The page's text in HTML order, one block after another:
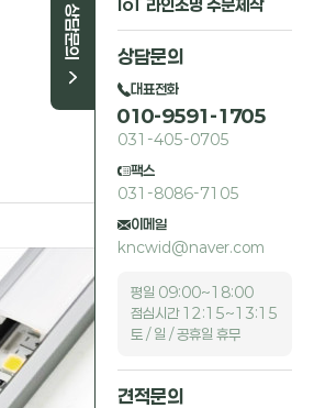
상담문의
IoT 라인조명 주문제작
상담문의
대표전화
010-9591-1705
031-405-0705
팩스
031-8086-7105
이메일
kncwid@naver.com
평일 09:00~18:00
점심시간 12:15~13:15
토 / 일 / 공휴일 휴무
견적문의